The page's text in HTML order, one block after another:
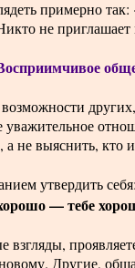
примерно
не
уважительное
а не выяснить, кто
утвердить себя:
— тебе
Другие,